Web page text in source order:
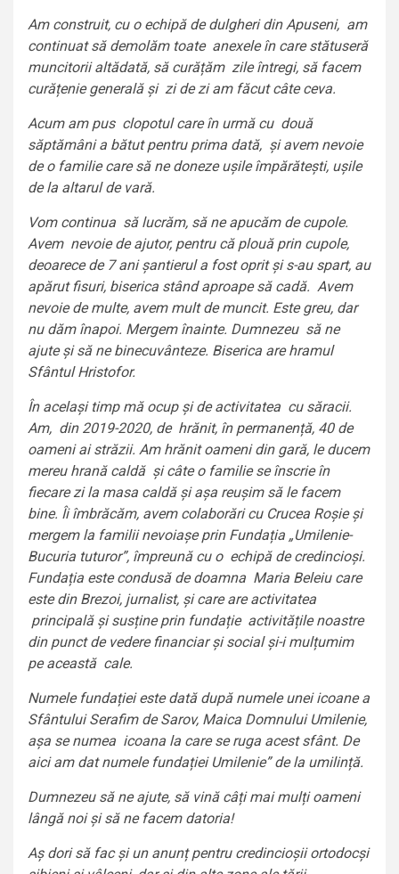
Am construit, cu o echipă de dulgheri din Apuseni, am
continuat să demolăm toate anexele în care stătuseră
muncitorii altădată, să curățăm zile întregi, să facem
curățenie generală și zi de zi am făcut câte ceva.
Acum am pus clopotul care în urmă cu două
săptămâni a bătut pentru prima dată, și avem nevoie
de o familie care să ne doneze ușile împărătești, ușile
de la altarul de vară.
Vom continua să lucrăm, să ne apucăm de cupole.
Avem nevoie de ajutor, pentru că plouă prin cupole,
deoarece de 7 ani șantierul a fost oprit și s-au spart, au
apărut fisuri, biserica stând aproape să cadă. Avem
nevoie de multe, avem mult de muncit. Este greu, dar
nu dăm înapoi. Mergem înainte. Dumnezeu să ne
ajute și să ne binecuvânteze. Biserica are hramul
Sfântul Hristofor.
În același timp mă ocup și de activitatea cu săracii.
Am, din 2019-2020, de hrănit, în permanență, 40 de
oameni ai străzii. Am hrănit oameni din gară, le ducem
mereu hrană caldă și câte o familie se înscrie în
fiecare zi la masa caldă și așa reușim să le facem
bine. Îi îmbrăcăm, avem colaborări cu Crucea Roșie și
mergem la familii nevoiașe prin Fundația „Umilenie-
Bucuria tuturor”, împreună cu o echipă de credincioși.
Fundația este condusă de doamna Maria Beleiu care
este din Brezoi, jurnalist, și care are activitatea
principală și susține prin fundație activitățile noastre
din punct de vedere financiar și social și-i mulțumim
pe această cale.
Numele fundației este dată după numele unei icoane a
Sfântului Serafim de Sarov, Maica Domnului Umilenie,
așa se numea icoana la care se ruga acest sfânt. De
aici am dat numele fundației Umilenie” de la umilință.
Dumnezeu să ne ajute, să vină câți mai mulți oameni
lângă noi și să ne facem datoria!
Aș dori să fac și un anunț pentru credincioșii ortodocși